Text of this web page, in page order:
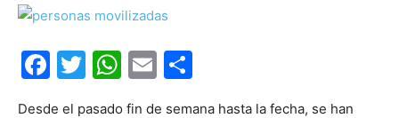
Facebook
Twitter
WhatsApp
Email
Desde el pasado fin de semana hasta la fecha, se han